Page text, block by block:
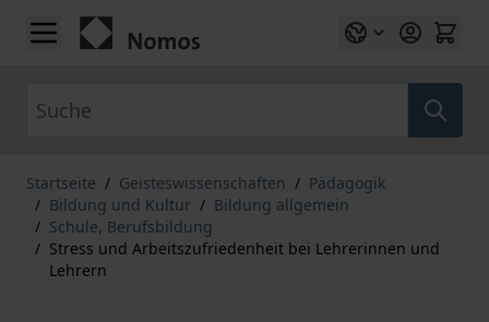
Zum Inhalt springen
Startseite / Geisteswissenschaften / Pädagogik
/ Bildung und Kultur / Bildung allgemein
/ Schule, Berufsbildung
/ Stress und Arbeitszufriedenheit bei Lehrerinnen und
Lehrern